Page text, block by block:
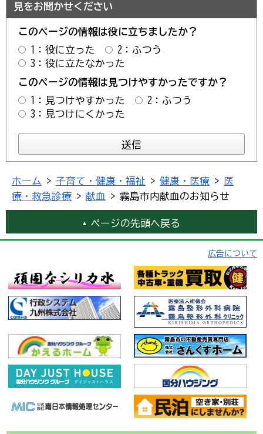
見をお聞かせください
このページの情報は役に立ちましたか？
1：役に立った
2：ふつう
3：役に立たなかった
このページの情報は見つけやすかったですか？
1：見つけやすかった
2：ふつう
3：見つけにくかった
ホーム > 子育て・健康・福祉 > 健康・医療 >
医
療・救急診療 > 献血 > 霧島市内献血のお知らせ
ページの先頭へ戻る
広告について